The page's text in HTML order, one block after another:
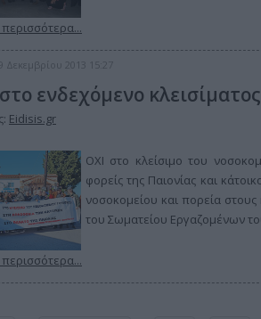
Δεκεμβρίου 2013 15:27
ενδεχόμενο
Eidisis.gr
ΟΧΙ στο κλείσιμο του
φορείς της Παιονίας και
νοσοκομείου και πορεία
του Σωματείου Εργαζομένων